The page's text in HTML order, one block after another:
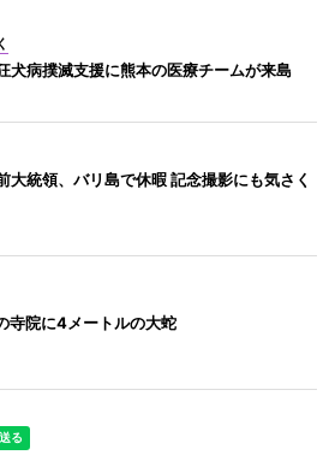
犬病撲滅支援に熊本の医療チームが来島
大統領、バリ島で休暇 記念撮影にも気さく
寺院に4メートルの大蛇